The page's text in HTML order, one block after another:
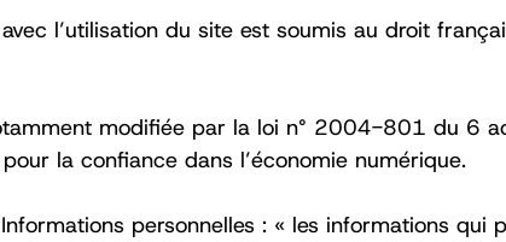
l’utilisation du site est soumis au droit
modifiée par la loi n° 2004-801 du 6
la confiance dans l’économie numérique.
personnelles : « les informations qui